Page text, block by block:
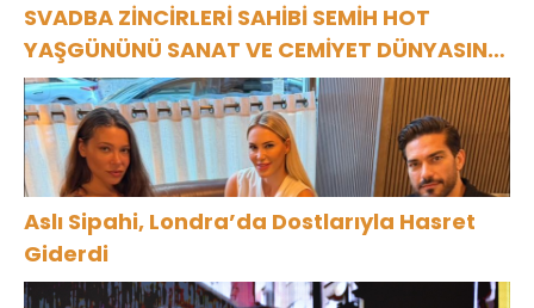
SVADBA ZİNCİRLERİ SAHİBİ SEMİH HOT
YAŞGÜNÜNÜ SANAT VE CEMİYET DÜNYASININ
ÜNLÜ İSİMLERİYLE KUTLADI!
Aslı Sipahi, Londra’da Dostlarıyla Hasret
Giderdi